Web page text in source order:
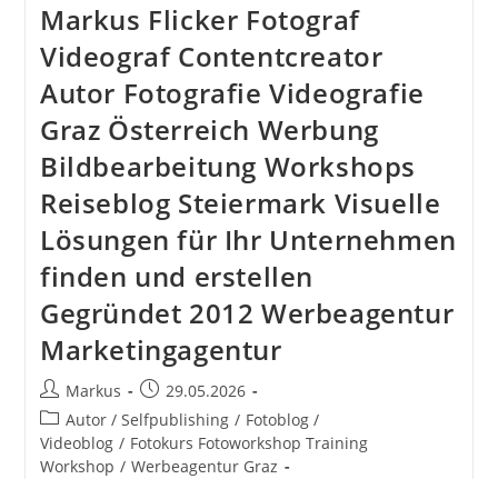
Markus Flicker Fotograf
Videograf Contentcreator
Autor Fotografie Videografie
Graz Österreich Werbung
Bildbearbeitung Workshops
Reiseblog Steiermark Visuelle
Lösungen für Ihr Unternehmen
finden und erstellen
Gegründet 2012 Werbeagentur
Marketingagentur
Beitrags-
Autor:
Markus
Beitrag
veröffentlicht:
29.05.2026
Beitrags-
Kategorie:
Autor / Selfpublishing / Fotoblog /
Videoblog / Fotokurs Fotoworkshop Training
Workshop / Werbeagentur Graz